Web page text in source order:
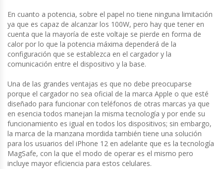
En cuanto a potencia, sobre el papel no tiene ninguna limitación
ya que es capaz de alcanzar los 100W, pero hay que tener en
cuenta que la mayoría de este voltaje se pierde en forma de
calor por lo que la potencia máxima dependerá de la
configuración que se establezca en el cargador y la
comunicación entre el dispositivo y la base.
Una de las grandes ventajas es que no debe preocuparse
porque el cargador no sea oficial de la marca Apple o que esté
diseñado para funcionar con teléfonos de otras marcas ya que
en esencia todos manejan la misma tecnología y por ende su
funcionamiento es igual en todos los dispositivos; sin embargo,
la marca de la manzana mordida también tiene una solución
para los usuarios del iPhone 12 en adelante que es la tecnología
MagSafe, con la que el modo de operar es el mismo pero
incluye mayor eficiencia para estos celulares.